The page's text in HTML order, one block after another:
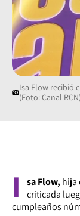
Isa Flow recibió
(Foto: Canal RCN)
I sa Flow, hija
criticada
cumpleaños